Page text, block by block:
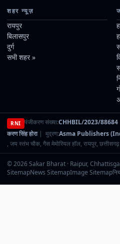
शहर न्यूज़
रायपुर
बिलासपुर
दुर्ग
सभी शहर »
RNI पंजीकरण संख्या:CHHBIL/2023/88684
करण सिंह होरा| मुद्रण:Asma Publishers
, जय स्तंभ चौक, गैस मेमोरियल हॉल, रायपुर,
© 2026 Sakar Bharat · Raipur,
SitemapNews SitemapImage Sitemap